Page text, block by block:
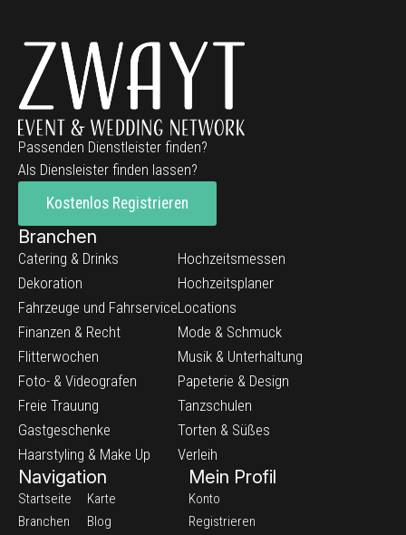
Passenden Dienstleister finden?
Als Diensleister finden lassen?
Kostenlos Registrieren
Branchen
Catering & Drinks
Dekoration
Fahrzeuge und Fahrservice
Finanzen & Recht
Flitterwochen
Foto- & Videografen
Freie Trauung
Gastgeschenke
Haarstyling & Make Up
Hochzeitsmessen
Hochzeitsplaner
Locations
Mode & Schmuck
Musik & Unterhaltung
Papeterie & Design
Tanzschulen
Torten & Süßes
Verleih
Navigation
Startseite
Branchen
Karte
Blog
Mein Profil
Konto
Registrieren